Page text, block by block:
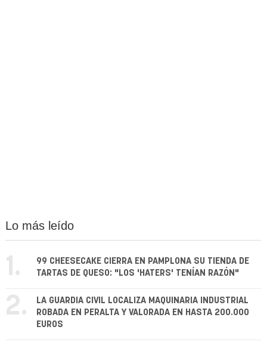
Lo más leído
1.
99 CHEESECAKE CIERRA EN PAMPLONA SU TIENDA DE
TARTAS DE QUESO: "LOS 'HATERS' TENÍAN RAZÓN"
2.
LA GUARDIA CIVIL LOCALIZA MAQUINARIA INDUSTRIAL
ROBADA EN PERALTA Y VALORADA EN HASTA 200.000
EUROS